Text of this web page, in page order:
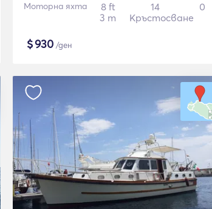
Моторна яхта
8 ft
3 m
14
Кръстосване
0
$930 /ден